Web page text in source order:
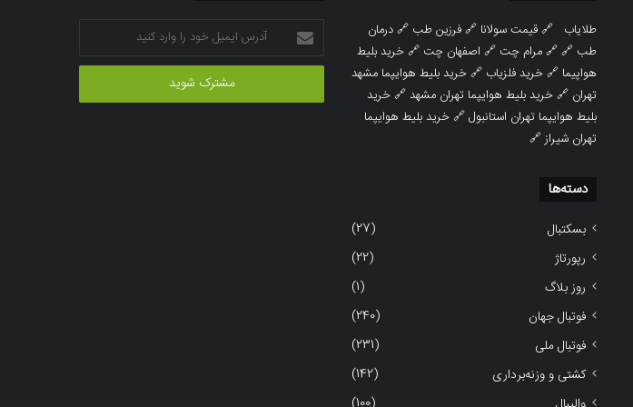
طلایاب 🔗قیمت سولانا 🔗فرزین طب 🔗درمان
طب 🔗 🔗مرام چت 🔗 اصفهان چت 🔗خرید بلیط
هواپیما 🔗خرید فلزیاب 🔗خرید بلیط هوایپما مشهد
تهران 🔗خرید بلیط هوایپما تهران مشهد🔗خرید
بلیط هوایپما تهران استانبول🔗خرید بلیط هوایپما
تهران شیراز🔗
دسته‌ها
بسکتبال
(27)
رپورتاژ
(22)
روز بلاگ
(1)
فوتبال جهان
(240)
فوتبال ملی
(231)
کشتی و وزنه‌برداری
(142)
آدرس
ایمیل
خود
وارد